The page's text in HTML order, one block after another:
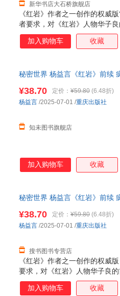
《红岩》作者之一创作的权威
者要求，对《红岩》人物华子
世界》，是《红岩》小说的前
世界》为小说《红岩》做了很
新华书店大石桥旗舰店
加入购物车 收藏
秘密世界 杨益言《红岩》前续
¥38.70 定价： ¥59.80 (6.48折)
知未图书旗舰店
杨益言 /2025-07-01 /重庆出版社
加入购物车 收藏
秘密世界 杨益言《红岩》前续
《红岩》作者之一创作的权威
要求，对《红岩》人物华子良
界》，是《红岩》小说的前续
界》为小说《红岩》做了很好
¥38.70 定价： ¥59.80 (6.48折)
搜书图书专营店
杨益言 /2025-07-01 /重庆出版社
加入购物车 收藏